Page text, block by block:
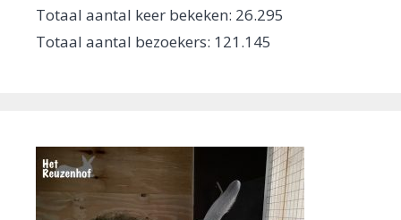
Totaal aantal keer bekeken: 26.295
Totaal aantal bezoekers: 121.145